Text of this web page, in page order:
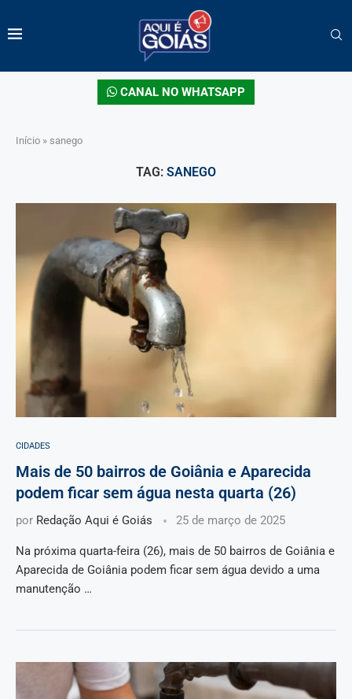
CANAL NO WHATSAPP
Início » sanego
TAG: SANEGO
CIDADES
Mais de 50 bairros de Goiânia e Aparecida
podem ficar sem água nesta quarta (26)
por Redação Aqui é Goiás 25 de março de 2025
Na próxima quarta-feira (26), mais de 50 bairros de Goiânia e
Aparecida de Goiânia podem ficar sem água devido a uma
manutenção …